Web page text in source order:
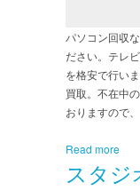
パソコン回収
ださい。テレ
を格安で行い
買取。不在中
おりますので
Read more
スタジ